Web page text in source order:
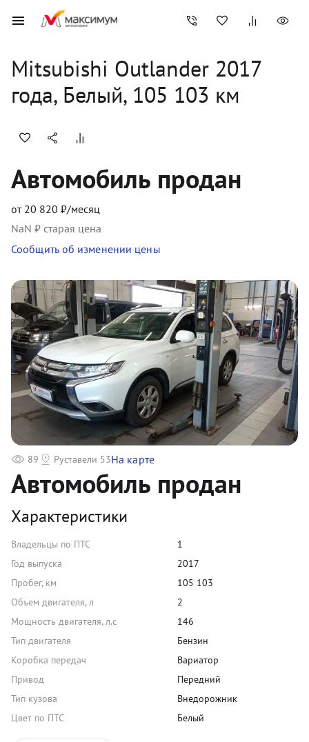
Mitsubishi Outlander 2017
года, Белый, 105 103 км
Автомобиль продан
от 20 820 ₽/месяц
NaN ₽ старая цена
Сообщить об изменении цены
Автомобиль продан
Характеристики
Владельцы по ПТС
1
Год выпуска
2017
Пробег, км
105 103
Объем двигателя, л
2
Мощность двигателя, л.с
146
Тип двигателя
Бензин
Коробка передач
Вариатор
Привод
Передний
Тип кузова
Внедорожник
Цвет по ПТС
Белый
89 Руставели 53На карте